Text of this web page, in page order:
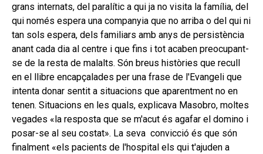
grans internats, del paralític a qui ja no visita la família, del
qui només espera una companyia que no arriba o del qui ni
tan sols espera, dels familiars amb anys de persistència
anant cada dia al centre i que fins i tot acaben preocupant-
se de la resta de malalts. Són breus històries que recull
en el llibre encapçalades per una frase de l'Evangeli que
intenta donar sentit a situacions que aparentment no en
tenen. Situacions en les quals, explicava Masobro, moltes
vegades «la resposta que se m'acut és agafar el domino i
posar-se al seu costat». La seva convicció és que són
finalment «els pacients de l'hospital els qui t'ajuden a